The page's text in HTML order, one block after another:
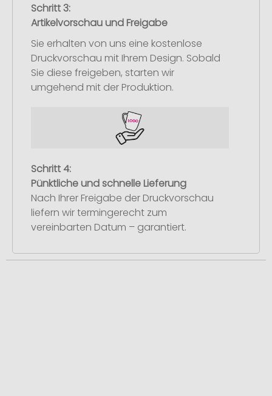
Schritt 3:
Artikelvorschau und Freigabe
Sie erhalten von uns eine kostenlose
Druckvorschau mit Ihrem Design. Sobald
Sie diese freigeben, starten wir
umgehend mit der Produktion.
Schritt 4:
Pünktliche und schnelle Lieferung
Nach Ihrer Freigabe der Druckvorschau
liefern wir termingerecht zum
vereinbarten Datum – garantiert.